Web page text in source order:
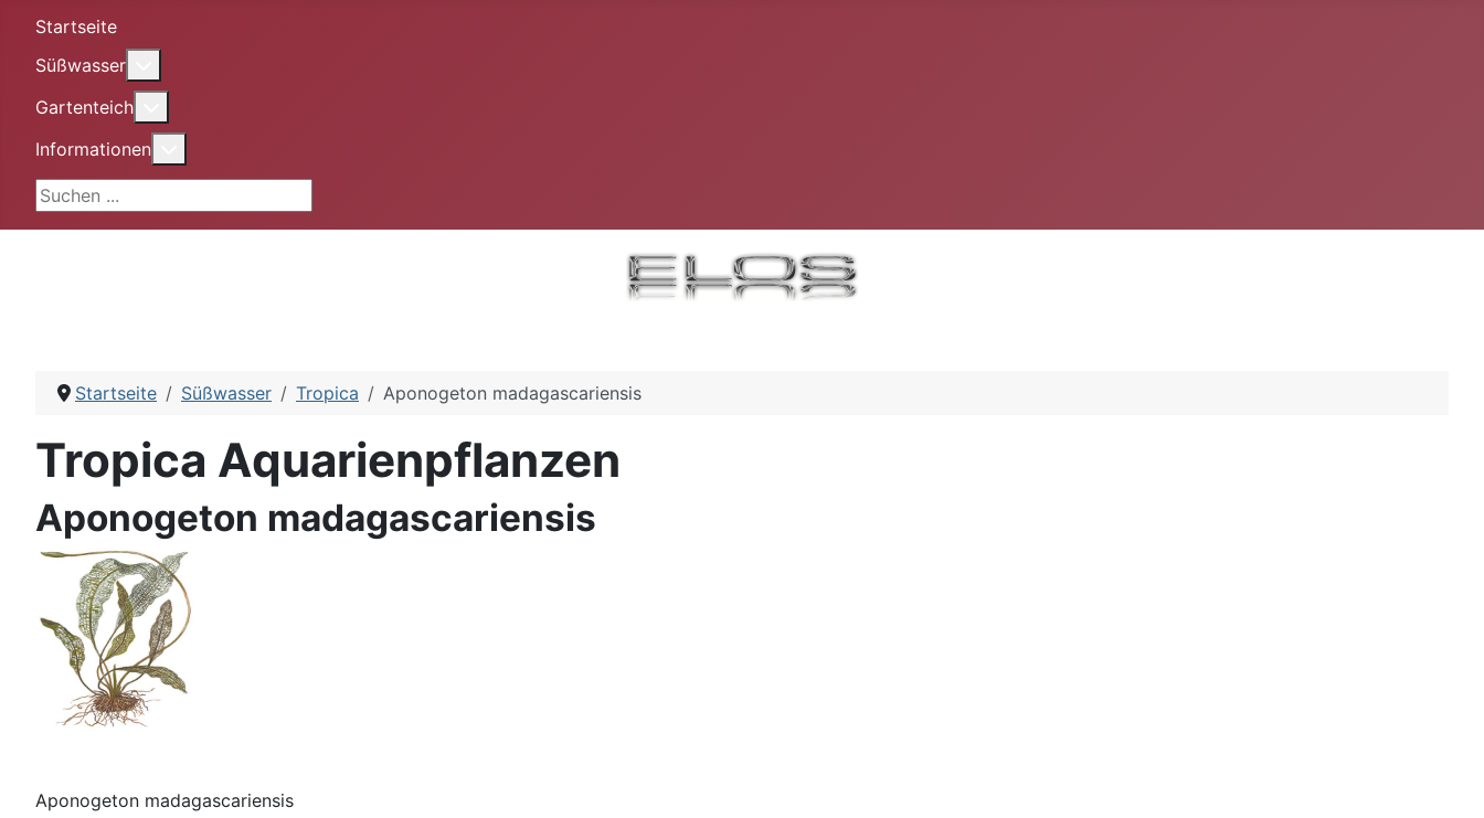
Startseite
Süßwasser
Gartenteich
Informationen
Suchen ...
Startseite Süßwasser Tropica Aponogeton madagascariensis
Tropica Aquarienpflanzen
Aponogeton madagascariensis
Aponogeton madagascariensis